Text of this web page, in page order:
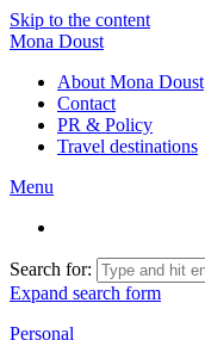
Skip to the content
Mona Doust
About Mona Doust
Contact
PR & Policy
Travel destinations
Menu
Search for:
Expand search form
Personal